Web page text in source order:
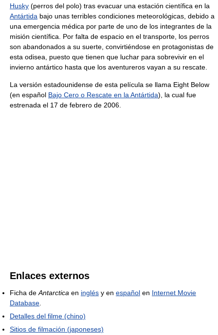
Husky (perros del polo) tras evacuar una estación científica en la
Antártida bajo unas terribles condiciones meteorológicas, debido a
una emergencia médica por parte de uno de los integrantes de la
misión científica. Por falta de espacio en el transporte, los perros
son abandonados a su suerte, convirtiéndose en protagonistas de
esta odisea, puesto que tienen que luchar para sobrevivir en el
invierno antártico hasta que los aventureros vayan a su rescate.
La versión estadounidense de esta película se llama Eight Below
(en español Bajo Cero o Rescate en la Antártida), la cual fue
estrenada el 17 de febrero de 2006.
Enlaces externos
Ficha de Antarctica en inglés y en español en Internet Movie
Database
Detalles del filme (chino)
Sitios de filmación (japoneses)